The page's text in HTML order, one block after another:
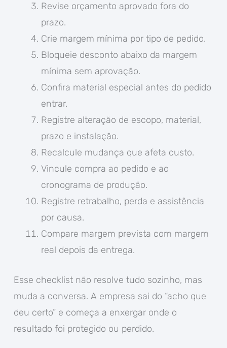
Revise orçamento aprovado fora do
prazo.
Crie margem mínima por tipo de pedido.
Bloqueie desconto abaixo da margem
mínima sem aprovação.
Confira material especial antes do pedido
entrar.
Registre alteração de escopo, material,
prazo e instalação.
Recalcule mudança que afeta custo.
Vincule compra ao pedido e ao
cronograma de produção.
Registre retrabalho, perda e assistência
por causa.
Compare margem prevista com margem
real depois da entrega.
Esse checklist não resolve tudo sozinho, mas
muda a conversa. A empresa sai do “acho que
deu certo” e começa a enxergar onde o
resultado foi protegido ou perdido.